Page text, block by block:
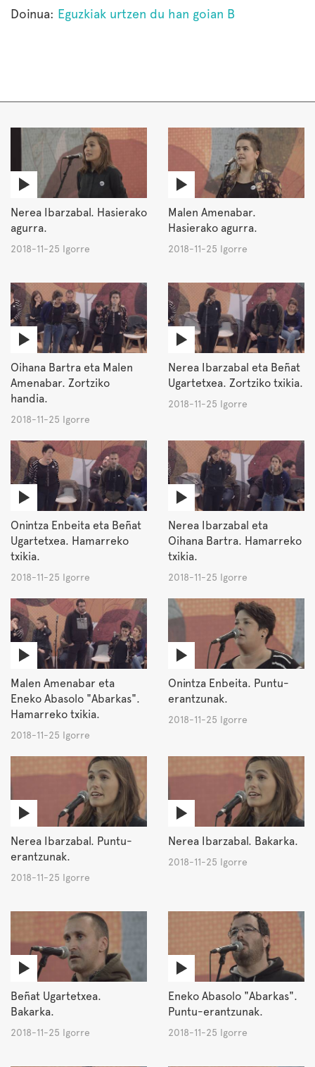
Doinua: Eguzkiak urtzen du han goian B
Nerea Ibarzabal. Hasierako
agurra.
2018-11-25 Igorre
Malen Amenabar.
Hasierako agurra.
2018-11-25 Igorre
Oihana Bartra eta Malen
Amenabar. Zortziko
handia.
2018-11-25 Igorre
Nerea Ibarzabal eta Beñat
Ugartetxea. Zortziko txikia.
2018-11-25 Igorre
Onintza Enbeita eta Beñat
Ugartetxea. Hamarreko
txikia.
2018-11-25 Igorre
Nerea Ibarzabal eta
Oihana Bartra. Hamarreko
txikia.
2018-11-25 Igorre
Malen Amenabar eta
Eneko Abasolo "Abarkas".
Hamarreko txikia.
2018-11-25 Igorre
Onintza Enbeita. Puntu-
erantzunak.
2018-11-25 Igorre
Nerea Ibarzabal. Puntu-
erantzunak.
2018-11-25 Igorre
Nerea Ibarzabal. Bakarka.
2018-11-25 Igorre
Beñat Ugartetxea.
Bakarka.
2018-11-25 Igorre
Eneko Abasolo "Abarkas".
Puntu-erantzunak.
2018-11-25 Igorre